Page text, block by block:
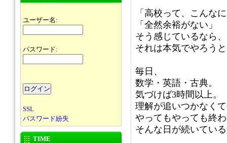
ユーザー名:
パスワード:
SSL
パスワード紛失
TIME
「高校って、こんな
「全然余裕がない」
そう感じているなら、
それは本気でやろう
毎日、
数学・英語・古典。
気づけば3時間以上。
理解が追いつかなく
やってもやっても終
そんな日が続いてい